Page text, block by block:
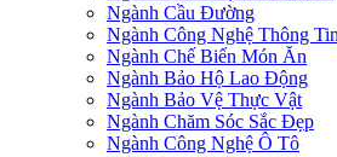
Ngành Cầu Đường
Ngành Công Nghệ Thông Tin
Ngành Chế Biến Món Ăn
Ngành Bảo Hộ Lao Động
Ngành Bảo Vệ Thực Vật
Ngành Chăm Sóc Sắc Đẹp
Ngành Công Nghệ Ô Tô